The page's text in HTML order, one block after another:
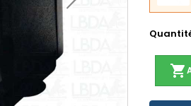
shopping_cart